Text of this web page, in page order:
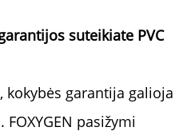
suteikiate PVC
kokybės garantija galioja
FOXYGEN pasižymi